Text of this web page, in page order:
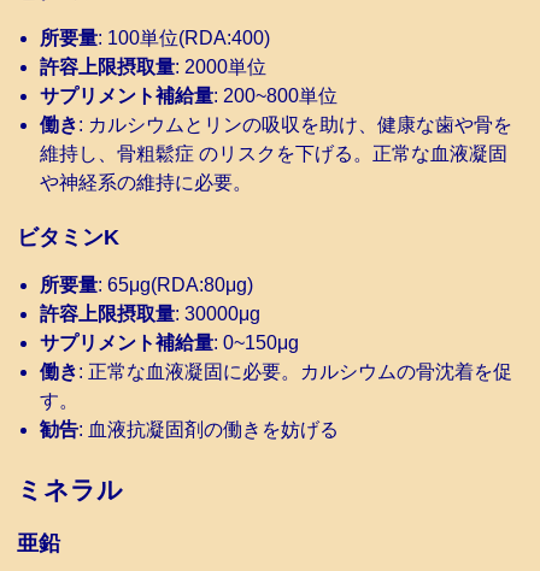
所要量: 100単位(RDA:400)
許容上限摂取量: 2000単位
サプリメント補給量: 200~800単位
働き: カルシウムとリンの吸収を助け、健康な歯や骨を
維持し、骨粗鬆症 のリスクを下げる。正常な血液凝固
や神経系の維持に必要。
ビタミンK
所要量: 65μg(RDA:80μg)
許容上限摂取量: 30000μg
サプリメント補給量: 0~150μg
働き: 正常な血液凝固に必要。カルシウムの骨沈着を促
す。
勧告: 血液抗凝固剤の働きを妨げる
ミネラル
亜鉛